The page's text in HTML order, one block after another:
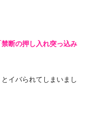
禁断の押し入れ突っ込み
イバられてしまいまし